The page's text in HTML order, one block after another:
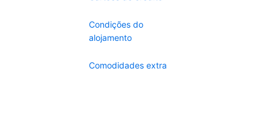
Condições do
alojamento
Comodidades extra